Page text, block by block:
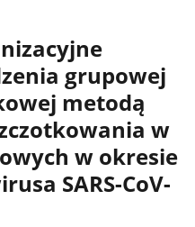
grupowej
metodą
w
w okresie
SARS-CoV-